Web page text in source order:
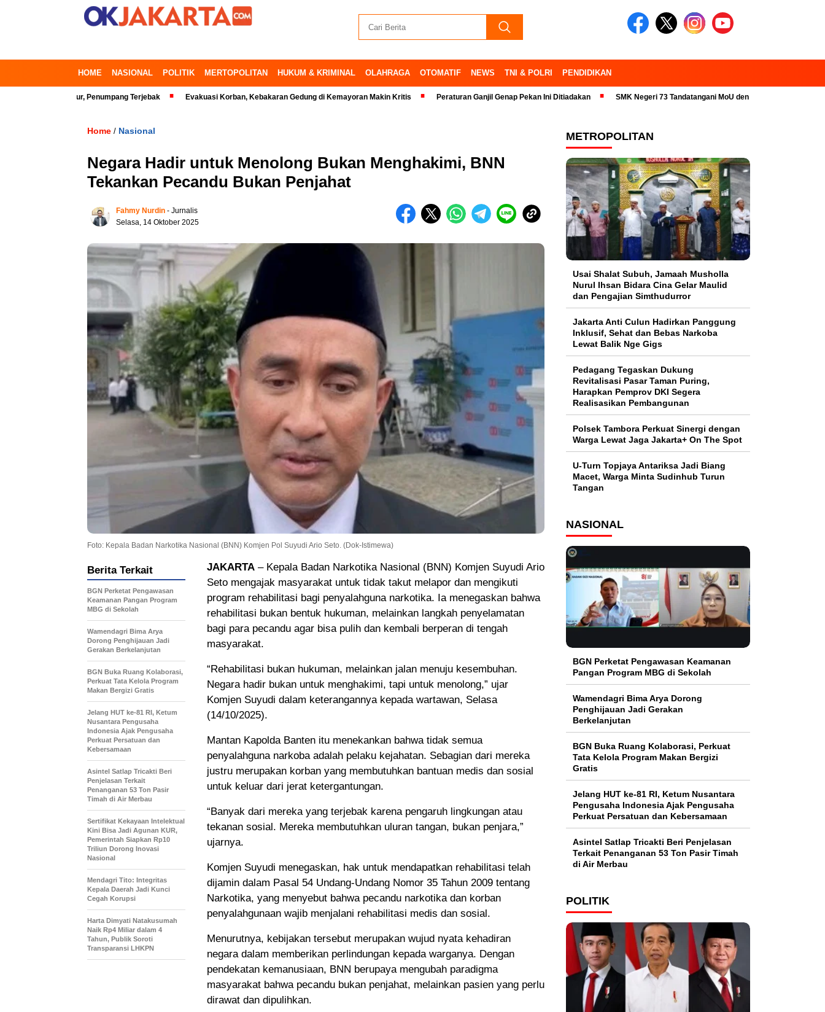
HOME NASIONAL POLITIK MERTOPOLITAN HUKUM & KRIMINAL OLAHRAGA OTOMATIF NEWS TNI & POLRI PENDIDIKAN
Timur, Penumpang Terjebak Evakuasi Korban, Kebakaran Gedung di Kemayoran Makin Kritis Peraturan Ganjil Genap Pekan Ini Ditiadakan SMK Negeri 73 Tandatangani MoU dengan 23 Industri Pariwisata dan
Home / Nasional
Negara Hadir untuk Menolong Bukan Menghakimi, BNN
Tekankan Pecandu Bukan Penjahat
Fahmy Nurdin - Jurnalis
Selasa, 14 Oktober 2025
Foto: Kepala Badan Narkotika Nasional (BNN) Komjen Pol Suyudi Ario Seto. (Dok-Istimewa)
JAKARTA – Kepala Badan Narkotika Nasional (BNN) Komjen Suyudi Ario
Seto mengajak masyarakat untuk tidak takut melapor dan mengikuti
program rehabilitasi bagi penyalahguna narkotika. Ia menegaskan bahwa
rehabilitasi bukan bentuk hukuman, melainkan langkah penyelamatan
bagi para pecandu agar bisa pulih dan kembali berperan di tengah
masyarakat.
“Rehabilitasi bukan hukuman, melainkan jalan menuju kesembuhan.
Negara hadir bukan untuk menghakimi, tapi untuk menolong,” ujar
Komjen Suyudi dalam keterangannya kepada wartawan, Selasa
(14/10/2025).
Mantan Kapolda Banten itu menekankan bahwa tidak semua
penyalahguna narkoba adalah pelaku kejahatan. Sebagian dari mereka
justru merupakan korban yang membutuhkan bantuan medis dan sosial
untuk keluar dari jerat ketergantungan.
“Banyak dari mereka yang terjebak karena pengaruh lingkungan atau
tekanan sosial. Mereka membutuhkan uluran tangan, bukan penjara,”
ujarnya.
Komjen Suyudi menegaskan, hak untuk mendapatkan rehabilitasi telah
dijamin dalam Pasal 54 Undang-Undang Nomor 35 Tahun 2009 tentang
Narkotika, yang menyebut bahwa pecandu narkotika dan korban
penyalahgunaan wajib menjalani rehabilitasi medis dan sosial.
Menurutnya, kebijakan tersebut merupakan wujud nyata kehadiran
negara dalam memberikan perlindungan kepada warganya. Dengan
pendekatan kemanusiaan, BNN berupaya mengubah paradigma
masyarakat bahwa pecandu bukan penjahat, melainkan pasien yang perlu
dirawat dan dipulihkan.
Berita Terkait
BGN Perketat Pengawasan
Keamanan Pangan Program
MBG di Sekolah
Wamendagri Bima Arya
Dorong Penghijauan Jadi
Gerakan Berkelanjutan
BGN Buka Ruang Kolaborasi,
Perkuat Tata Kelola Program
Makan Bergizi Gratis
Jelang HUT ke-81 RI, Ketum
Nusantara Pengusaha
Indonesia Ajak Pengusaha
Perkuat Persatuan dan
Kebersamaan
Asintel Satlap Tricakti Beri
Penjelasan Terkait
Penanganan 53 Ton Pasir
Timah di Air Merbau
Sertifikat Kekayaan Intelektual
Kini Bisa Jadi Agunan KUR,
Pemerintah Siapkan Rp10
Triliun Dorong Inovasi
Nasional
Mendagri Tito: Integritas
Kepala Daerah Jadi Kunci
Cegah Korupsi
Harta Dimyati Natakusumah
Naik Rp4 Miliar dalam 4
Tahun, Publik Soroti
Transparansi LHKPN
METROPOLITAN
Usai Shalat Subuh, Jamaah Musholla
Nurul Ihsan Bidara Cina Gelar Maulid
dan Pengajian Simthudurror
Jakarta Anti Culun Hadirkan Panggung
Inklusif, Sehat dan Bebas Narkoba
Lewat Balik Nge Gigs
Pedagang Tegaskan Dukung
Revitalisasi Pasar Taman Puring,
Harapkan Pemprov DKI Segera
Realisasikan Pembangunan
Polsek Tambora Perkuat Sinergi dengan
Warga Lewat Jaga Jakarta+ On The Spot
U-Turn Topjaya Antariksa Jadi Biang
Macet, Warga Minta Sudinhub Turun
Tangan
NASIONAL
BGN Perketat Pengawasan Keamanan
Pangan Program MBG di Sekolah
Wamendagri Bima Arya Dorong
Penghijauan Jadi Gerakan
Berkelanjutan
BGN Buka Ruang Kolaborasi, Perkuat
Tata Kelola Program Makan Bergizi
Gratis
Jelang HUT ke-81 RI, Ketum Nusantara
Pengusaha Indonesia Ajak Pengusaha
Perkuat Persatuan dan Kebersamaan
Asintel Satlap Tricakti Beri Penjelasan
Terkait Penanganan 53 Ton Pasir Timah
di Air Merbau
POLITIK